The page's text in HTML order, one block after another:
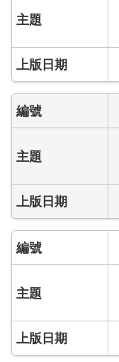
榮
榜
聯
絡
資
關
連
結
陽
光
法
案
專
區